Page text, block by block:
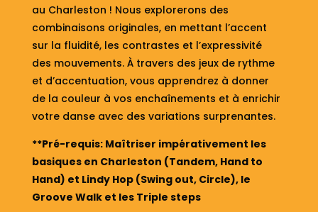
au Charleston ! Nous explorerons des
combinaisons originales, en mettant l’accent
sur la fluidité, les contrastes et l’expressivité
des mouvements. À travers des jeux de rythme
et d’accentuation, vous apprendrez à donner
de la couleur à vos enchaînements et à enrichir
votre danse avec des variations surprenantes.
**Pré-requis: Maîtriser impérativement les
basiques en Charleston (Tandem, Hand to
Hand) et Lindy Hop (Swing out, Circle), le
Groove Walk et les Triple steps